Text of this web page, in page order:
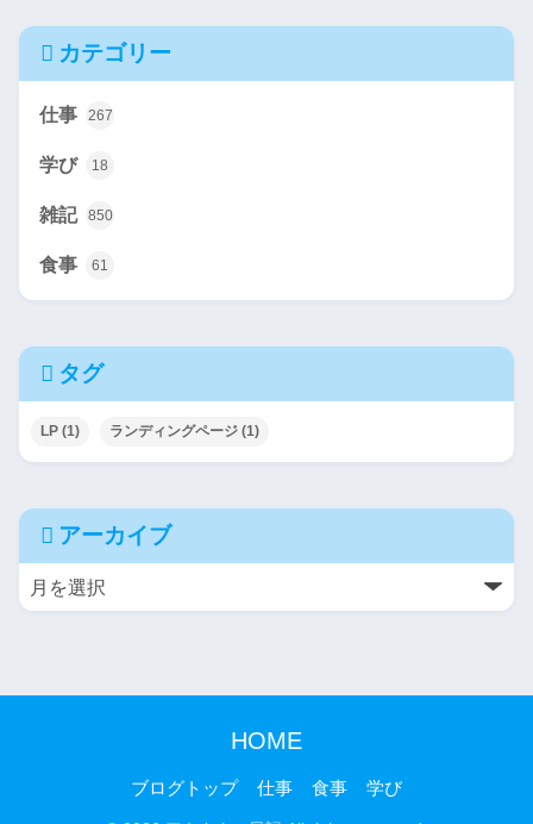
カテゴリー
仕事 267
学び 18
雑記 850
食事 61
タグ
LP (1) ランディングページ (1)
アーカイブ
HOME
ブログトップ 仕事 食事 学び